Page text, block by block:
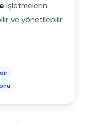
işletmelerin
ve yönetilebilir